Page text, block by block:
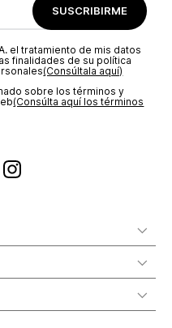
SUSCRIBIRME
el tratamiento de mis datos
finalidades de su política
(Consúltala aquí)
sobre los términos y
(Consúlta aquí los términos